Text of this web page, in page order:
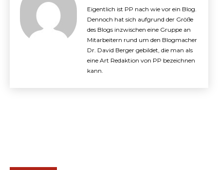
Eigentlich ist PP nach wie vor ein Blog.
Dennoch hat sich aufgrund der Größe
des Blogs inzwischen eine Gruppe an
Mitarbeitern rund um den Blogmacher
Dr. David Berger gebildet, die man als
eine Art Redaktion von PP bezeichnen
kann.